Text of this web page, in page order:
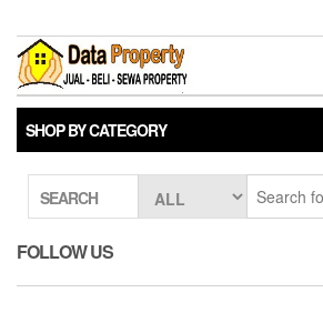
the
content
SHOP BY CATEGORY
SEARCH
FOLLOW US